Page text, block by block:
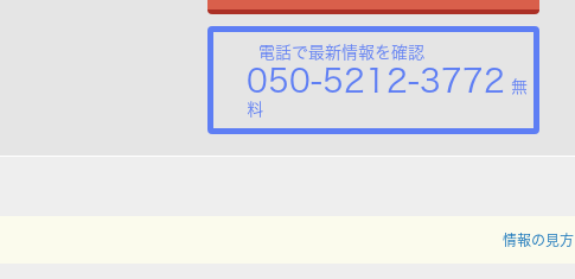
電話で最新情報を確認
050-5212-3772 無
料
情報の見方